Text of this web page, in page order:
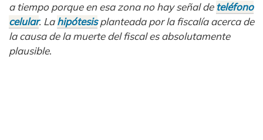
a tiempo porque en esa zona no hay señal de teléfono
celular. Lahipótesisplanteada por la fiscalía acerca de
la causa de la muerte del fiscal es absolutamente
plausible.